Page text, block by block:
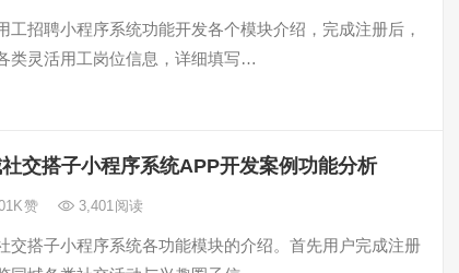
工招聘小程序系统功能开发各个模块介绍，完成注册后，
类灵活用工岗位信息，详细填写…
社交搭子小程序系统APP开发案例功能分析
赞 3,401 阅读
交搭子小程序系统各功能模块的介绍。首先用户完成注册